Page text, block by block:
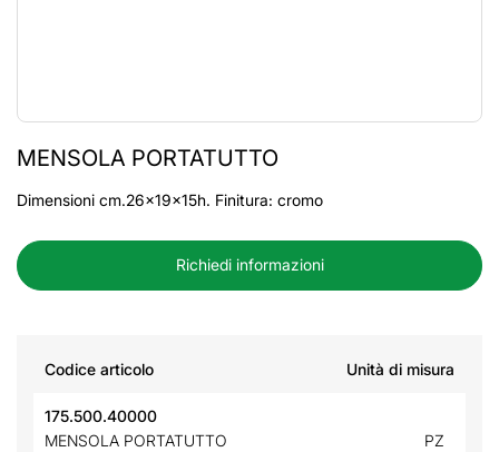
MENSOLA PORTATUTTO
Dimensioni cm.26x19x15h. Finitura: cromo
Richiedi informazioni
Codice articolo Unità di misura
175.500.40000
MENSOLA PORTATUTTO
PZ